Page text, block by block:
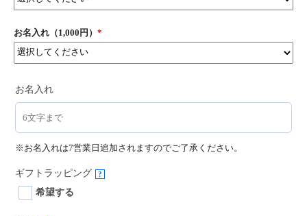
お名入れ（1,000円） *
お名入れ
※お名入れは7営業日追加されますのでご了承ください。
ギフトラッピング ?
希望する